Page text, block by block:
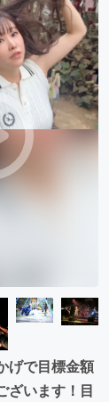
ロジー・ガジェット
映画
ス・起業
くり・地域活性化
ふるさと納税
げで目標金額
ざいます！目